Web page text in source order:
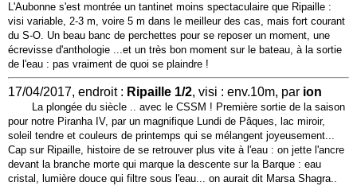
L'Aubonne s'est montrée un tantinet moins spectaculaire que Ripaille :
visi variable, 2-3 m, voire 5 m dans le meilleur des cas, mais fort courant
du S-O. Un beau banc de perchettes pour se reposer un moment, une
écrevisse d'anthologie ...et un très bon moment sur le bateau, à la sortie
de l'eau : pas vraiment de quoi se plaindre !
17/04/2017, endroit : Ripaille 1/2, visi : env.10m, par ion
La plongée du siècle .. avec le CSSM ! Première sortie de la saison
pour notre Piranha IV, par un magnifique Lundi de Pâques, lac miroir,
soleil tendre et couleurs de printemps qui se mélangent joyeusement...
Cap sur Ripaille, histoire de se retrouver plus vite à l'eau : on jette l'ancre
devant la branche morte qui marque la descente sur la Barque : eau
cristal, lumière douce qui filtre sous l'eau... on aurait dit Marsa Shagra..